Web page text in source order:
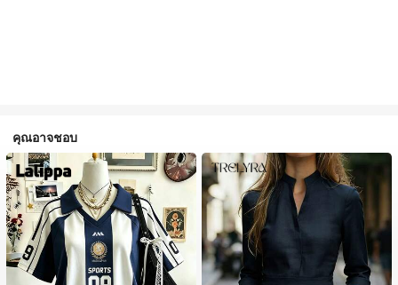
คุณอาจชอบ